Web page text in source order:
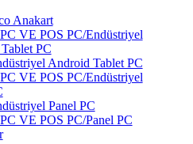
Anakart
VE POS PC/Endüstriyel
PC
Android Tablet PC
VE POS PC/Endüstriyel
Panel PC
VE POS PC/Panel PC